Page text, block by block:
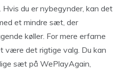
du er nybegynder, kan det
et mindre sæt, der
køller. For mere erfarne
være det rigtige valg. Du kan
sæt på WePlayAgain,